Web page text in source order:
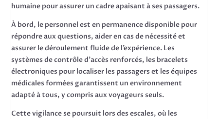
humaine pour assurer un cadre apaisant à ses passagers.
À bord, le personnel est en permanence disponible pour
répondre aux questions, aider en cas de nécessité et
assurer le déroulement fluide de l’expérience. Les
systèmes de contrôle d’accès renforcés, les bracelets
électroniques pour localiser les passagers et les équipes
médicales formées garantissent un environnement
adapté à tous, y compris aux voyageurs seuls.
Cette vigilance se poursuit lors des escales, où les